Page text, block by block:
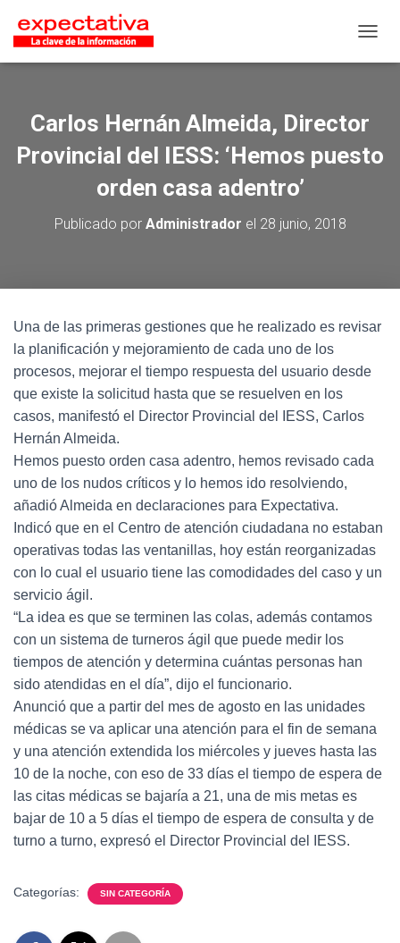
Carlos Hernán Almeida, Director
Provincial del IESS: ‘Hemos puesto
orden casa adentro’
Publicado por Administrador el 28 junio, 2018
Una de las primeras gestiones que he realizado es revisar
la planificación y mejoramiento de cada uno de los
procesos, mejorar el tiempo respuesta del usuario desde
que existe la solicitud hasta que se resuelven en los
casos, manifestó el Director Provincial del IESS, Carlos
Hernán Almeida.
Hemos puesto orden casa adentro, hemos revisado cada
uno de los nudos críticos y lo hemos ido resolviendo,
añadió Almeida en declaraciones para Expectativa.
Indicó que en el Centro de atención ciudadana no estaban
operativas todas las ventanillas, hoy están reorganizadas
con lo cual el usuario tiene las comodidades del caso y un
servicio ágil.
“La idea es que se terminen las colas, además contamos
con un sistema de turneros ágil que puede medir los
tiempos de atención y determina cuántas personas han
sido atendidas en el día”, dijo el funcionario.
Anunció que a partir del mes de agosto en las unidades
médicas se va aplicar una atención para el fin de semana
y una atención extendida los miércoles y jueves hasta las
10 de la noche, con eso de 33 días el tiempo de espera de
las citas médicas se bajaría a 21, una de mis metas es
bajar de 10 a 5 días el tiempo de espera de consulta y de
turno a turno, expresó el Director Provincial del IESS.
Categorías: SIN CATEGORÍA